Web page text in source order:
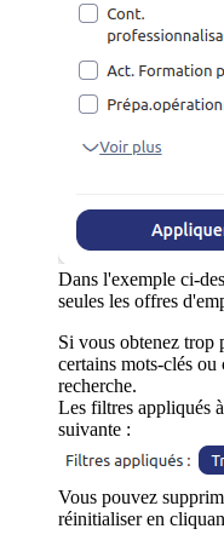
Dans l'exemple ci-
seules les offres
Si vous obtenez trop
certains mots-clés
recherche.
Les filtres appliqués
suivante :
Vous pouvez
réinitialiser en